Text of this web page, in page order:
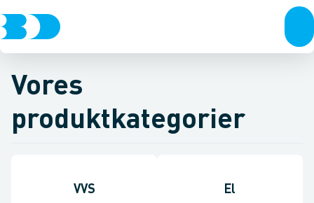
Vores
produktkategorier
VVS El